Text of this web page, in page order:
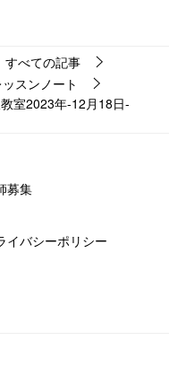
すべての記事
スンノート
室2023年-12月18日-
募集
イバシーポリシー